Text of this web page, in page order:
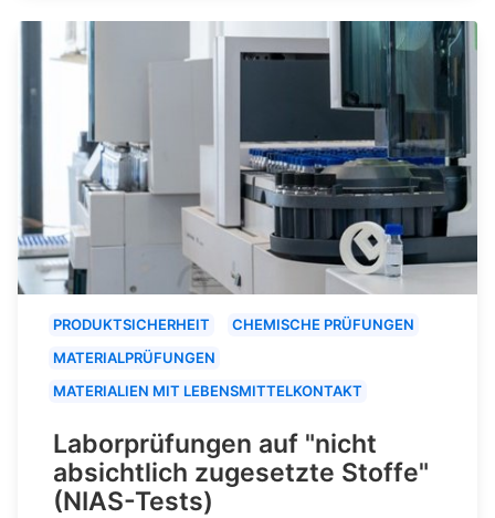
PRODUKTSICHERHEIT
CHEMISCHE PRÜFUNGEN
MATERIALPRÜFUNGEN
MATERIALIEN MIT LEBENSMITTELKONTAKT
Laborprüfungen auf "nicht
absichtlich zugesetzte Stoffe"
(NIAS-Tests)